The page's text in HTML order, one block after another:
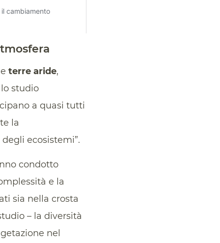
terre aride,
studio
a quasi tutti
la
degli ecosistemi”.
condotto
e la
sia nella crosta
– la diversità
nel